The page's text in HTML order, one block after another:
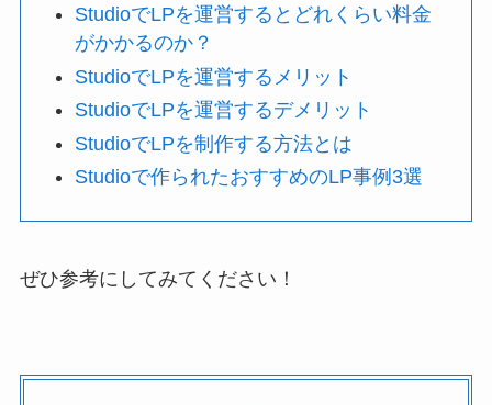
StudioでLPを運営するとどれくらい料金
がかかるのか？
StudioでLPを運営するメリット
StudioでLPを運営するデメリット
StudioでLPを制作する方法とは
Studioで作られたおすすめのLP事例3選
ぜひ参考にしてみてください！